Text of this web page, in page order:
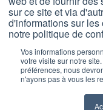
sur ce site et via
d'informations sur
notre politique de
Vos informations
votre visite sur notre
préférences, nous
n'ayons pas à vous les
Accès Formations
Nos Partenaires
Mentions légales
Réclamation